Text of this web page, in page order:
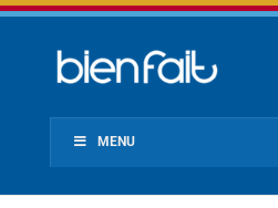
MENU